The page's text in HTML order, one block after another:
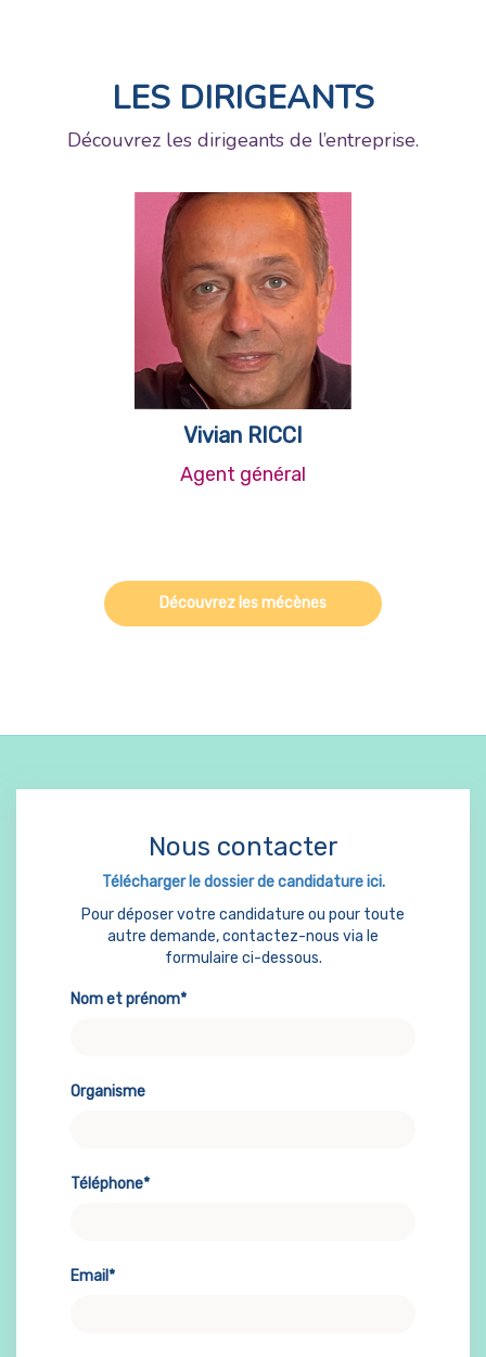
LES DIRIGEANTS
Découvrez les dirigeants de l’entreprise.
Vivian RICCI
Agent général
Découvrez les mécènes
Nous contacter
Télécharger le dossier de candidature ici.
Pour déposer votre candidature ou pour toute
autre demande, contactez-nous via le
formulaire ci-dessous.
Nom et prénom*
Organisme
Téléphone*
Email*